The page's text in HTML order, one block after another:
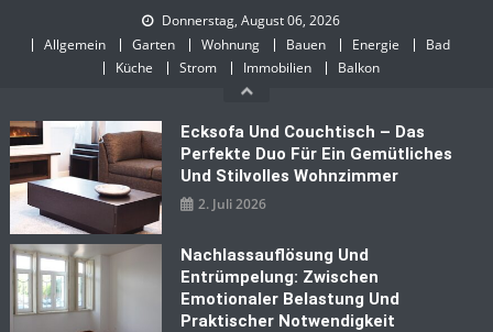
Donnerstag, August 06, 2026
Allgemein
Garten Wohnung Bauen Energie
Bad
Küche
Strom Immobilien Balkon
Ecksofa Und Couchtisch – Das
Perfekte Duo Für Ein Gemütliches
Und Stilvolles Wohnzimmer
2. Juli 2026
Nachlassauflösung Und
Entrümpelung: Zwischen
Emotionaler Belastung Und
Praktischer Notwendigkeit